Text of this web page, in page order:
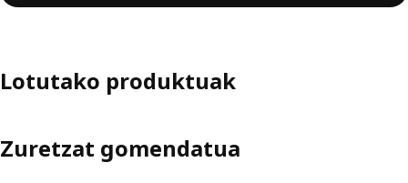
Lotutako produktuak
Zuretzat gomendatua